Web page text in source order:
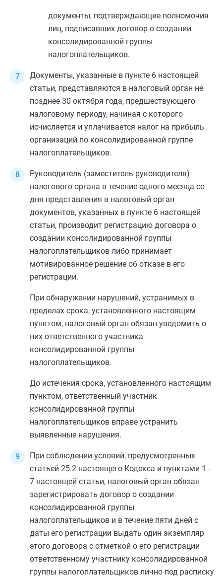
документы, подтверждающие полномочия
лиц, подписавших договор о создании
консолидированной группы
налогоплательщиков.
Документы, указанные в пункте 6 настоящей
статьи, представляются в налоговый орган не
позднее 30 октября года, предшествующего
налоговому периоду, начиная с которого
исчисляется и уплачивается налог на прибыль
организаций по консолидированной группе
налогоплательщиков.
Руководитель (заместитель руководителя)
налогового органа в течение одного месяца со
дня представления в налоговый орган
документов, указанных в пункте 6 настоящей
статьи, производит регистрацию договора о
создании консолидированной группы
налогоплательщиков либо принимает
мотивированное решение об отказе в его
регистрации.
При обнаружении нарушений, устранимых в
пределах срока, установленного настоящим
пунктом, налоговый орган обязан уведомить о
них ответственного участника
консолидированной группы
налогоплательщиков.
До истечения срока, установленного настоящим
пунктом, ответственный участник
консолидированной группы
налогоплательщиков вправе устранить
выявленные нарушения.
При соблюдении условий, предусмотренных
статьей 25.2 настоящего Кодекса и пунктами 1 -
7 настоящей статьи, налоговый орган обязан
зарегистрировать договор о создании
консолидированной группы
налогоплательщиков и в течение пяти дней с
даты его регистрации выдать один экземпляр
этого договора с отметкой о его регистрации
ответственному участнику консолидированной
группы налогоплательщиков лично под расписку